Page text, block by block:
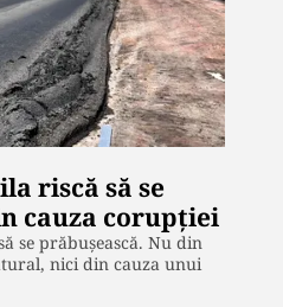
riscă să se
cauza corupției
se prăbușească. Nu din
nici din cauza unui